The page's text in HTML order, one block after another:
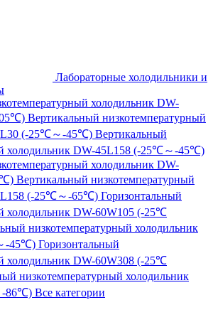
Лабораторные холодильники и
холодильник DW-
Вертикальный низкотемпературный
(-25℃～-45℃) Вертикальный
холодильник DW-45L158 (-25℃～-45℃)
холодильник DW-
Вертикальный низкотемпературный
(-25℃～-65℃) Горизонтальный
холодильник DW-60W105 (-25℃
низкотемпературный холодильник
-45℃) Горизонтальный
холодильник DW-60W308 (-25℃
низкотемпературный холодильник
-86℃) Все категории